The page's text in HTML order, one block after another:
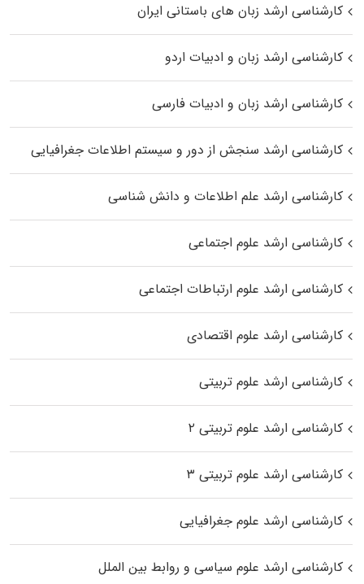
کارشناسی ارشد زبان‌ های باستانی ایران
کارشناسی ارشد زبان و ادبیات اردو
کارشناسی ارشد زبان و ادبیات فارسی
کارشناسی ارشد سنجش از دور و سیستم اطلاعات جغرافیایی
کارشناسی ارشد علم اطلاعات و دانش شناسی
کارشناسی ارشد علوم اجتماعی
کارشناسی ارشد علوم ارتباطات اجتماعی
کارشناسی ارشد علوم اقتصادی
کارشناسی ارشد علوم تربیتی
کارشناسی ارشد علوم تربیتی ۲
کارشناسی ارشد علوم تربیتی ۳
کارشناسی ارشد علوم جغرافیایی
کارشناسی ارشد علوم سیاسی و روابط بین الملل